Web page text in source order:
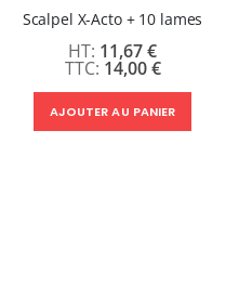
Scalpel X-Acto + 10 lames
14,00 €
11,67 €
AJOUTER AU PANIER